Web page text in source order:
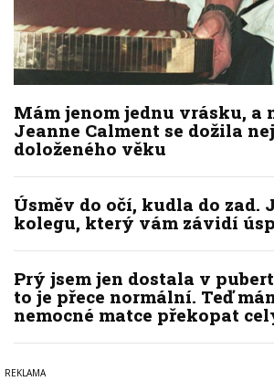
Mám jenom jednu vrásku, a
Jeanne Calment se dožila
doloženého věku
Úsměv do očí, kudla do zad.
kolegu, který vám závidí
Prý jsem jen dostala v
to je přece normální. Teď
nemocné matce překopat